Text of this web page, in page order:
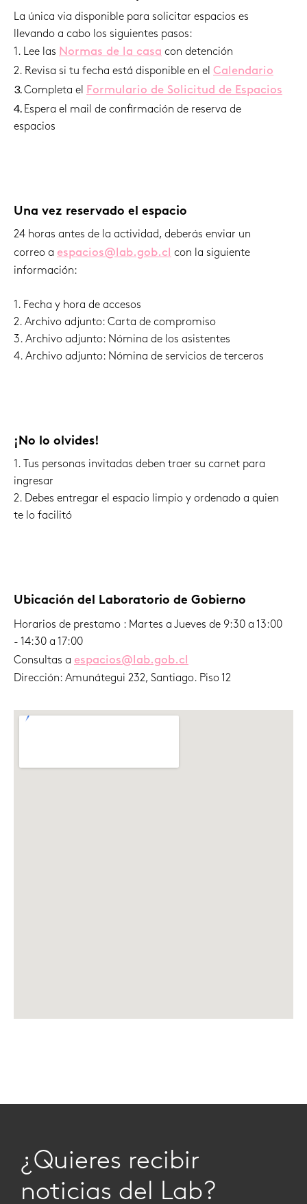
La única via disponible para solicitar espacios es
llevando a cabo los siguientes pasos:
1. Lee las Normas de la casa con detención
2. Revisa si tu fecha está disponible en el Calendario
3. Completa el Formulario de Solicitud de Espacios
4. Espera el mail de confirmación de reserva de
espacios
Una vez reservado el espacio
24 horas antes de la actividad, deberás enviar un
correo a espacios@lab.gob.cl
con la siguiente
información:
1. Fecha y hora de accesos
2. Archivo adjunto: Carta de compromiso
3. Archivo adjunto: Nómina de los asistentes
4. Archivo adjunto: Nómina de servicios de terceros
¡No lo olvides!
1. Tus personas invitadas deben traer su carnet para
ingresar
2. Debes entregar el espacio limpio y ordenado a quien
te lo facilitó
Ubicación del Laboratorio de Gobierno
Horarios de prestamo : Martes a Jueves de 9:30 a 13:00
- 14:30 a 17:00
Consultas a espacios@lab.gob.cl
Dirección: Amunátegui 232, Santiago. Piso 12
¿Quieres recibir
noticias del Lab?